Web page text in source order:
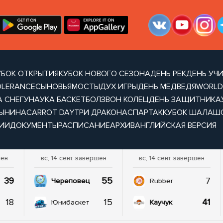
ОТКРЫТИЯКУБОК НОВОГО СЕЗОНАДЕНЬ РЕКДЕНЬ
СЫНОВЬЯМОСТЫДУХ ИГРЫДЕНЬ МЕДВЕДЯ
СНЕГУНАУКА БАСКЕТБОЛЗВОН КОЛЕЦДЕНЬ ЗАЩИТНИКА
CARROT DAYТРИ ДРАКОНАСПАРТАККУБОК
ДОКУМЕНТЫРАСПИСАНИЕАРХИВАНГЛИЙСКАЯ ВЕРСИЯ
39
18
вс, 14 сент. завершен
Череповец 55
Юнибаскет 15
вс, 14 сент. завершен
Rubber 7
Каучук 41